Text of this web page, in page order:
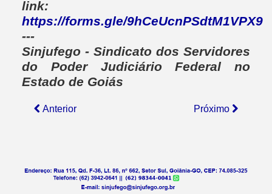
link:
https://forms.gle/9hCeUcnPSdtM1VPX9
---
Sinjufego - Sindicato dos Servidores
do Poder Judiciário Federal no
Estado de Goiás
Anterior Próximo